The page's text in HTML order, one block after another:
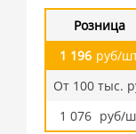
Розница
1 196 руб/
От 100 тыс.
1 076 руб/